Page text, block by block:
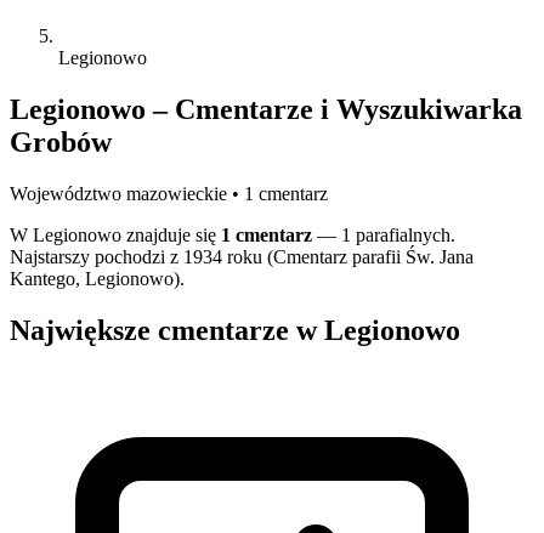
Legionowo
Legionowo – Cmentarze i Wyszukiwarka
Grobów
Województwo mazowieckie • 1 cmentarz
W Legionowo znajduje się 1 cmentarz — 1 parafialnych.
Najstarszy pochodzi z 1934 roku (Cmentarz parafii Św. Jana
Kantego, Legionowo).
Największe cmentarze w Legionowo